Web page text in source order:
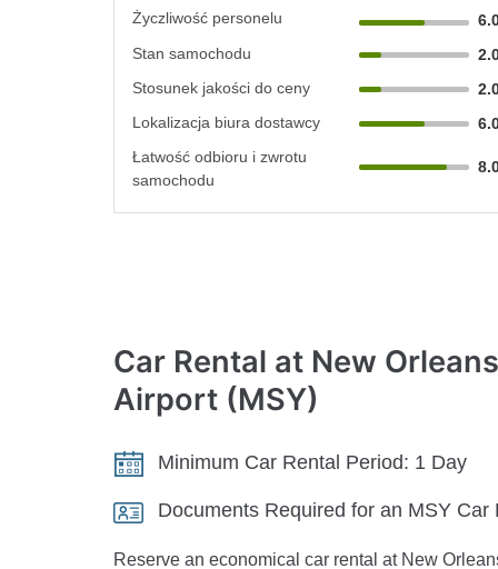
Życzliwość personelu
Stan samochodu
Stosunek jakości do ceny
Lokalizacja biura dostawcy
Łatwość odbioru i zwrotu
samochodu
Car Rental at New
Airport (MSY)
Minimum Car Rental Period: 1 Day
Documents Required for an MSY Car
Reserve an economical car rental at New